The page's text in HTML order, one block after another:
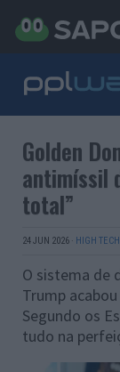
Golden
antimíssil
total”
24 JUN 2026 · HIGH TECH
O sistema de
Trump
Segundo os
tudo na